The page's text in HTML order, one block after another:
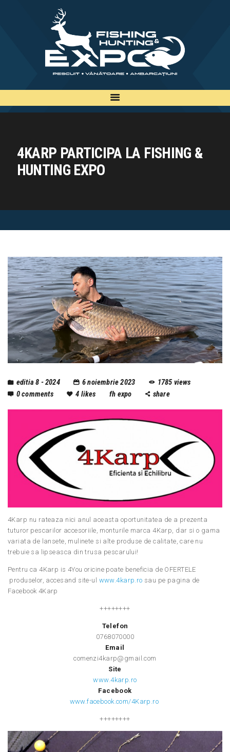
4KARP PARTICIPA LA FISHING &
HUNTING EXPO
INFO
INSCRIERE
TARIFE
EDITII
CONTACT
EN
editia 8 - 2024 6 noiembrie 2023 1785views
0comments 4 likes fh expo share
4Karp nu rateaza nici anul aceasta oportunitatea de a prezenta
tuturor pescarilor accesoriile, monturile marca 4Karp, dar si o gama
variata de lansete, mulinete si alte produse de calitate, care nu
trebuie sa lipseasca din trusa pescarului!
Pentru ca 4Karp is 4You oricine poate beneficia de OFERTELE
produselor, accesand site-ul www.4karp.ro sau pe pagina de
Facebook 4Karp
++++++++
Telefon
0768070000
Email
comenzi4karp@gmail.com
Site
www.4karp.ro
Facebook
www.facebook.com/4Karp.ro
++++++++